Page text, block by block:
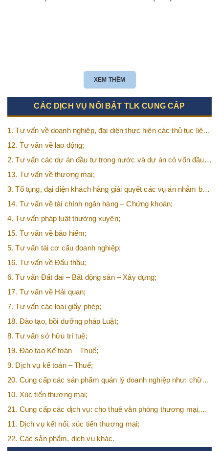
XEM THÊM
CÁC DỊCH VỤ NỔI BẬT TLK CUNG CẤP
1. Tư vấn về doanh nghiệp, đại diện thực hiện các thủ tục liên
quan tới doanh nghiệp;
12. Tư vấn về lao động;
2. Tư vấn các dự án đầu tư trong nước và dự án có vốn đầu
tư nước ngoài (FDI);
13. Tư vấn về thương mại;
3. Tố tụng, đại diện khách hàng giải quyết các vụ án nhằm bảo
vệ tối đa các quyền và lợi ích của khách hàng;
14. Tư vấn về tài chính ngân hàng – Chứng khoán;
4. Tư vấn pháp luật thường xuyên;
15. Tư vấn về bảo hiểm;
5. Tư vấn tái cơ cấu doanh nghiệp;
16. Tư vấn về Đấu thầu;
6. Tư vấn Đất đai – Bất động sản – Xây dựng;
17. Tư vấn về Hải quan;
7. Tư vấn các loại giấy phép;
18. Đào tạo, bồi dưỡng pháp Luật;
8. Tư vấn sở hữu trí tuệ;
19. Đào tạo Kế toán – Thuế;
9. Dịch vụ kế toán – Thuế;
20. Cung cấp các sản phẩm quản lý doanh nghiệp như: chữ
ký số, hóa đơn điện tử, BHXH,…vv
10. Xúc tiến thương mại;
21. Cung cấp các dịch vụ: cho thuê văn phòng thương mại,
văn phòng ảo, văn phòng chia sẻ…vv
11. Dịch vụ kết nối, xúc tiến thương mại;
22. Các sản phẩm, dịch vụ khác.